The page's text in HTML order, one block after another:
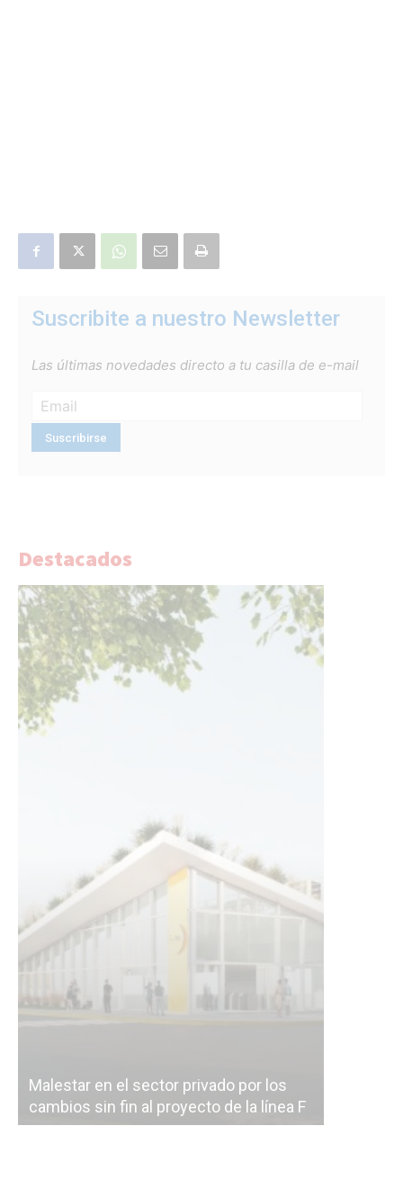
Suscribite a nuestro Newsletter
Las últimas novedades directo a tu casilla de e-mail
Destacados
Malestar en el sector privado por los
cambios sin fin al proyecto de la línea F